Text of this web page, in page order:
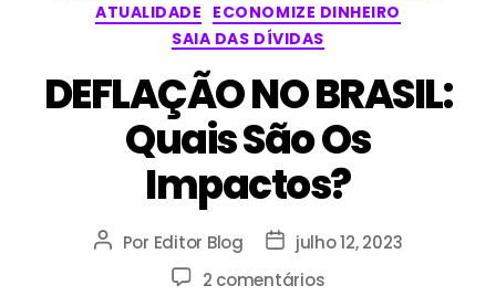
ATUALIDADE ECONOMIZE DINHEIRO
SAIA DAS DÍVIDAS
DEFLAÇÃO NO BRASIL:
Quais São Os
Impactos?
Por Editor Blog
julho 12, 2023
2 comentários